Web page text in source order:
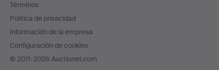
Términos
Política de privacidad
Información de la empresa
Configuración de cookies
© 2011-2026 Auctionet.com